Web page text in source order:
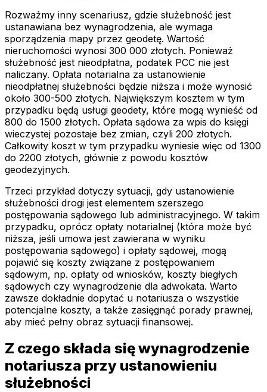
Rozważmy inny scenariusz, gdzie służebność jest
ustanawiana bez wynagrodzenia, ale wymaga
sporządzenia mapy przez geodetę. Wartość
nieruchomości wynosi 300 000 złotych. Ponieważ
służebność jest nieodpłatna, podatek PCC nie jest
naliczany. Opłata notarialna za ustanowienie
nieodpłatnej służebności będzie niższa i może wynosić
około 300-500 złotych. Największym kosztem w tym
przypadku będą usługi geodety, które mogą wynieść od
800 do 1500 złotych. Opłata sądowa za wpis do księgi
wieczystej pozostaje bez zmian, czyli 200 złotych.
Całkowity koszt w tym przypadku wyniesie więc od 1300
do 2200 złotych, głównie z powodu kosztów
geodezyjnych.
Trzeci przykład dotyczy sytuacji, gdy ustanowienie
służebności drogi jest elementem szerszego
postępowania sądowego lub administracyjnego. W takim
przypadku, oprócz opłaty notarialnej (która może być
niższa, jeśli umowa jest zawierana w wyniku
postępowania sądowego) i opłaty sądowej, mogą
pojawić się koszty związane z postępowaniem
sądowym, np. opłaty od wniosków, koszty biegłych
sądowych czy wynagrodzenie dla adwokata. Warto
zawsze dokładnie dopytać u notariusza o wszystkie
potencjalne koszty, a także zasięgnąć porady prawnej,
aby mieć pełny obraz sytuacji finansowej.
Z czego składa się wynagrodzenie
notariusza przy ustanowieniu
służebności